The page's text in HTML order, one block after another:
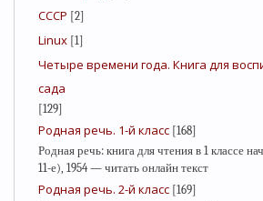
СССР [2]
Linux [1]
Четыре времени года. Книга для
сада
[129]
Родная речь. 1-й класс [168]
Родная речь: книга для чтения в 1 классе
11-е), 1954 — читать онлайн текст
Родная речь. 2-й класс [169]